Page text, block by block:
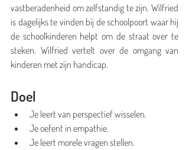
vastberadenheid om zelfstandig te zijn. Wilfried
is dagelijks te vinden bij de schoolpoort waar hij
de schoolkinderen helpt om de straat over te
steken. Wilfried vertelt over de omgang van
kinderen met zijn handicap.
Doel
Je leert van perspectief wisselen.
Je oefent in empathie.
Je leert morele vragen stellen.